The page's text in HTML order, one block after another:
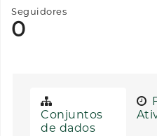
Seguidores
0
Conjuntos
de dados